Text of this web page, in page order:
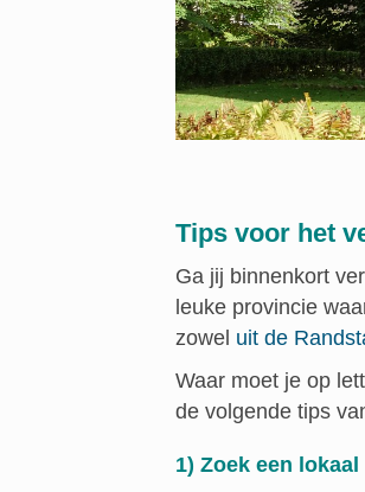
Tips voor het
Ga jij binnenkort
leuke provincie
zowel uit de
Waar moet je op
de volgende tips
1) Zoek een